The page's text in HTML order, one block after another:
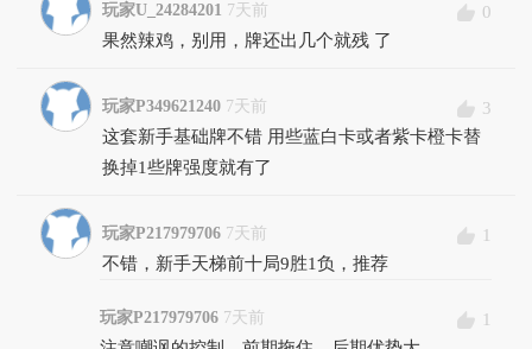
玩家U_24284201 7天前
0
果然辣鸡，别用，牌还出几个就残 了
玩家P349621240 7天前
3
这套新手基础牌不错 用些蓝白卡或者紫卡橙卡替
换掉1些牌强度就有了
玩家P217979706 7天前
1
不错，新手天梯前十局9胜1负，推荐
玩家P217979706 7天前
1